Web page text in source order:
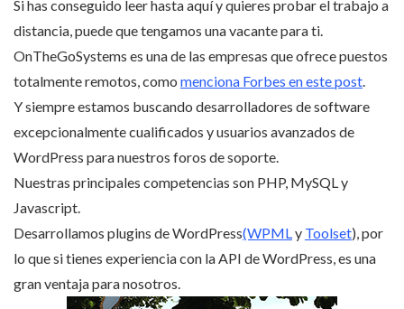
Si has conseguido leer hasta aquí y quieres probar el trabajo a
distancia, puede que tengamos una vacante para ti.
OnTheGoSystems es una de las empresas que ofrece puestos
totalmente remotos, como menciona Forbes en este post
Y siempre estamos buscando desarrolladores de software
excepcionalmente cualificados y usuarios avanzados de
WordPress para nuestros foros de soporte.
Nuestras principales competencias son PHP, MySQL y
Javascript.
Desarrollamos plugins de WordPress(WPML y Toolset), por
lo que si tienes experiencia con la API de WordPress, es una
gran ventaja para nosotros.